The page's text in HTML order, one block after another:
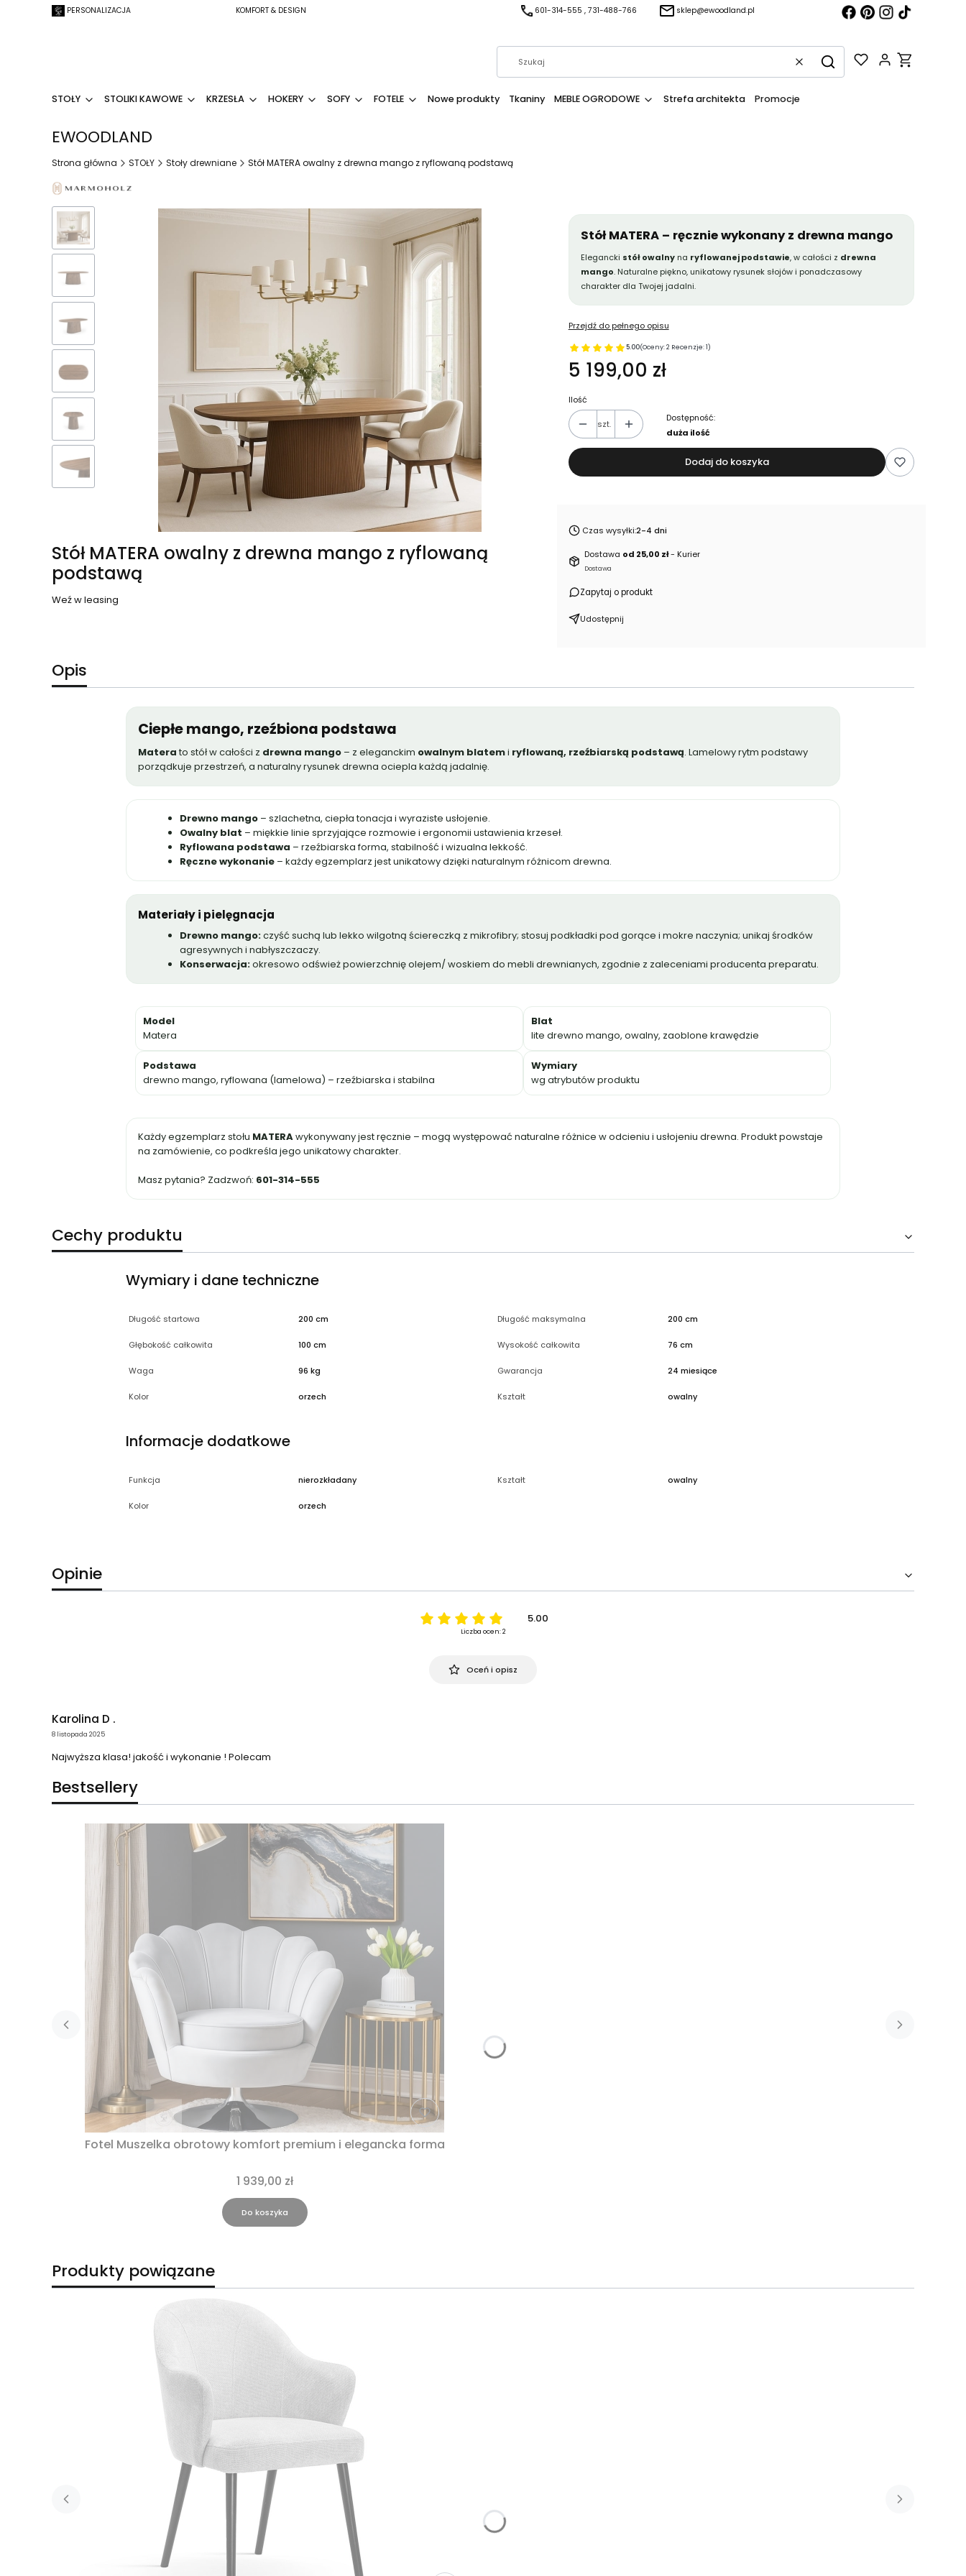
PERSONALIZACJA KOMFORT & DESIGN 601-314-555 , 731-488-766 sklep@ewoodland.pl
WyczyśćSzukaj
Produkty w
STOŁY STOLIKI KAWOWE KRZESŁA HOKERY SOFY FOTELE Nowe produkty Tkaniny MEBLE OGRODOWE Strefa architekta Promocje
EWOODLAND
Strona główna STOŁY Stoły drewniane Stół MATERA owalny z drewna mango z ryflowaną podstawą
Stół MATERA owalny z drewna mango z ryflowaną
podstawą
Weź w leasing
Stół MATERA – ręcznie wykonany z drewna mango
Elegancki stół owalnyna ryflowanej podstawie, w całości z drewna
mango. Naturalne piękno, unikatowy rysunek słojów i ponadczasowy
charakter dla Twojej jadalni.
Przejdź do pełnego opisu
5.00(Oceny: 2 Recenzje: 1)
5 199,00 zł
Ilość
szt.
Dostępność:
duża ilość
Dodaj do koszyka
Czas wysyłki:2-4 dni
Dostawa od 25,00 zł- Kurier
Dostawa
Zapytaj o produkt
Udostępnij
Opis
Ciepłe mango, rzeźbiona podstawa
Materato stół w całości z drewna mango– z eleganckim owalnym blatemi ryflowaną, rzeźbiarską podstawą. Lamelowy rytm podstawy
porządkuje przestrzeń, a naturalny rysunek drewna ociepla każdą jadalnię.
Drewno mango– szlachetna, ciepła tonacja i wyraziste usłojenie.
Owalny blat – miękkie linie sprzyjające rozmowie i ergonomii ustawienia krzeseł.
Ryflowana podstawa – rzeźbiarska forma, stabilność i wizualna lekkość.
Ręczne wykonanie– każdy egzemplarz jest unikatowy dzięki naturalnym różnicom drewna.
Materiały i pielęgnacja
Drewno mango:czyść suchą lub lekko wilgotną ściereczką z mikrofibry; stosuj podkładki pod gorące i mokre naczynia; unikaj środków
agresywnych i nabłyszczaczy.
Konserwacja:okresowo odśwież powierzchnię olejem/ woskiem do mebli drewnianych, zgodnie z zaleceniami producenta preparatu.
Model
Matera
Blat
lite drewno mango, owalny, zaoblone krawędzie
Podstawa
drewno mango, ryflowana (lamelowa) – rzeźbiarska i stabilna
Wymiary
wg atrybutów produktu
Każdy egzemplarz stołu MATERAwykonywany jest ręcznie – mogą występować naturalne różnice w odcieniu i usłojeniu drewna. Produkt powstaje
na zamówienie, co podkreśla jego unikatowy charakter.
Masz pytania? Zadzwoń: 601-314-555
Cechy produktu
Wymiary i dane techniczne
Długość startowa 200 cm Długość maksymalna 200 cm
Głębokość całkowita 100 cm Wysokość całkowita 76 cm
Waga 96 kg Gwarancja 24 miesiące
Kolor orzech Kształt owalny
Informacje dodatkowe
Funkcja nierozkładany Kształt owalny
Kolor orzech
Opinie
5.00
Liczba ocen: 2
Oceń i opisz
Karolina D .
8 listopada 2025
Najwyższa klasa! jakość i wykonanie ! Polecam
Bestsellery
Fotel Muszelka obrotowy komfort premium i elegancka forma
1 939,00 zł
Do koszyka
Produkty powiązane